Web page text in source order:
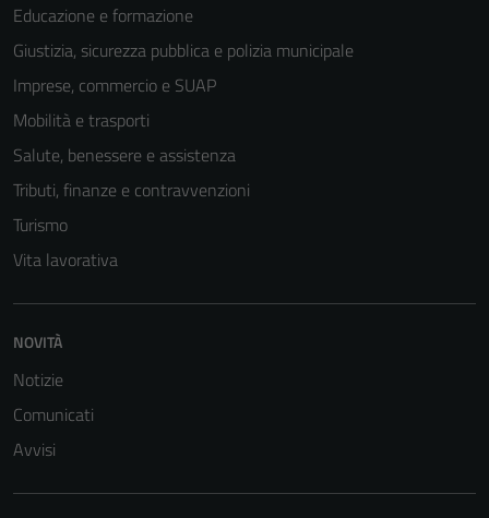
Educazione e formazione
Giustizia, sicurezza pubblica e polizia municipale
Imprese, commercio e SUAP
Mobilità e trasporti
Salute, benessere e assistenza
Tributi, finanze e contravvenzioni
Turismo
Vita lavorativa
NOVITÀ
Notizie
Comunicati
Avvisi